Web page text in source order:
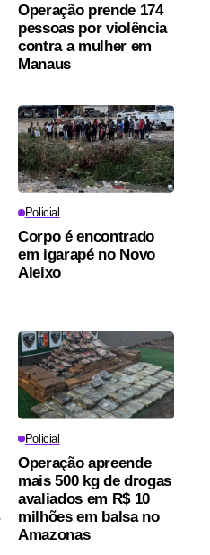
Operação prende 174
pessoas por violência
contra a mulher em
Manaus
Policial
Corpo é encontrado
em igarapé no Novo
Aleixo
Policial
Operação apreende
mais 500 kg de drogas
avaliados em R$ 10
milhões em balsa no
Amazonas